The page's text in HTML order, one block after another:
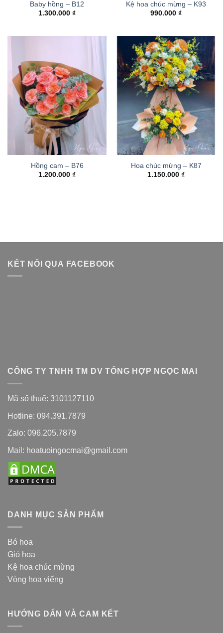
Baby hồng – B12
1.300.000 ₫
Kệ hoa chúc mừng – K93
990.000 ₫
Hồng cam – B76
1.200.000 ₫
Hoa chúc mừng – K87
1.150.000 ₫
KẾT NỐI QUA FACEBOOK
CÔNG TY TNHH TM DV TỔNG HỢP NGỌC MAI
Mã số thuế: 3101127110
Hotline: 094.391.7879
Zalo: 096.205.7879
Mail: hoatuoingocmai@gmail.com
DANH MỤC SẢN PHẨM
Bó hoa
Giỏ hoa
Kệ hoa chúc mừng
Vòng hoa viếng
HƯỚNG DẨN VÀ CAM KẾT